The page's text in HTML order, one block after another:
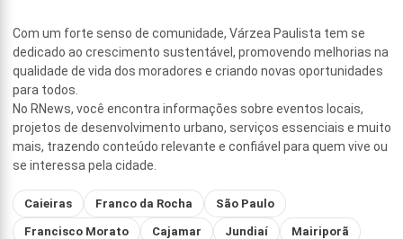
Com um forte senso de comunidade, Várzea Paulista tem se
dedicado ao crescimento sustentável, promovendo melhorias na
qualidade de vida dos moradores e criando novas oportunidades
para todos.
No RNews, você encontra informações sobre eventos locais,
projetos de desenvolvimento urbano, serviços essenciais e muito
mais, trazendo conteúdo relevante e confiável para quem vive ou
se interessa pela cidade.
Caieiras Franco da Rocha São Paulo
Francisco Morato Cajamar Jundiaí Mairiporã